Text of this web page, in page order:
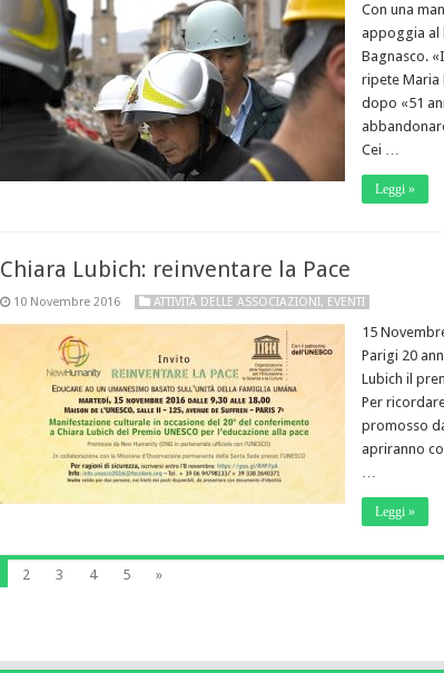
Con una
appoggia al
Bagnasco.
ripete Maria
dopo «51
Cei …
Leggi »
Chiara Lubich: reinventare la Pace
10 Novembre 2016 ATTIVITÀ DELLE ASSOCIAZIONI, EVENTI
15
Parigi 20
Lubich il
Per
promosso
apriranno
…
Leggi »
2 3 4 5 »